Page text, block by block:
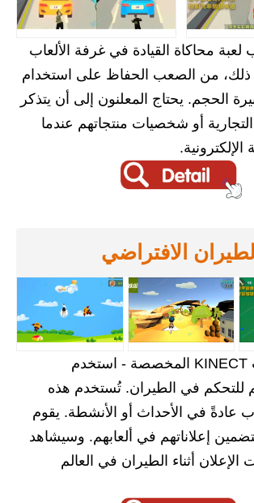
لعبة محاكاة القيادة في غرفة الألعاب
ذلك، من الصعب الحفاظ على استخدام
الحجم. يحتاج المعلنون إلى أن يتذكر
التجارية أو شخصيات منتجاتهم عندما
الإلكترونية.
الطيران الافتراضي
العديد من ألعاب KINECT المخصصة - استخدم
في الطيران. تُستخدم هذه
عادةً في الأحداث أو الأنشطة. يقوم
إعلاناتهم في ألعابهم. وسيشاهد
أثناء الطيران في العالم